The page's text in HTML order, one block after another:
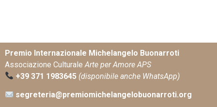
Premio Internazionale Michelangelo Buonarroti
Associazione Culturale Arte per Amore APS
+39 371 1983645 (disponibile anche WhatsApp)
segreteria@premiomichelangelobuonarroti.org